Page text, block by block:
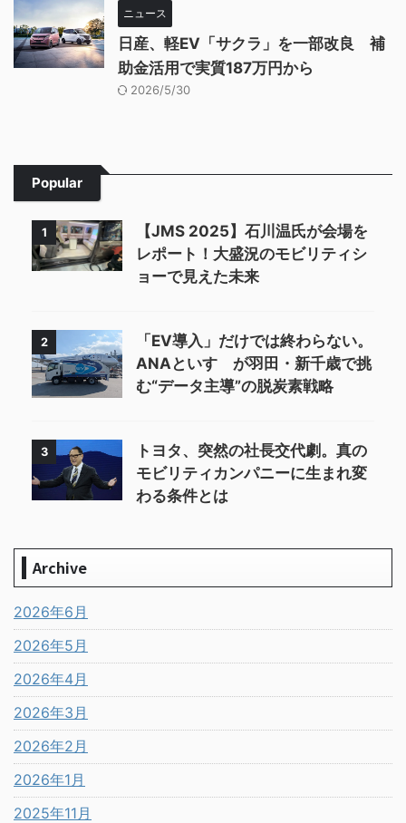
ニュース
日産、軽EV「サクラ」を一部改良 補
助金活用で実質187万円から
2026/5/30
Popular
1
【JMS 2025】石川温氏が会場を
レポート！大盛況のモビリティシ
ョーで見えた未来
2
「EV導入」だけでは終わらない。
ANAといすゞが羽田・新千歳で挑
む“データ主導”の脱炭素戦略
3
トヨタ、突然の社長交代劇。真の
モビリティカンパニーに生まれ変
わる条件とは
Archive
2026年6月
2026年5月
2026年4月
2026年3月
2026年2月
2026年1月
2025年11月